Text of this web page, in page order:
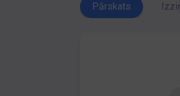
Pārskats